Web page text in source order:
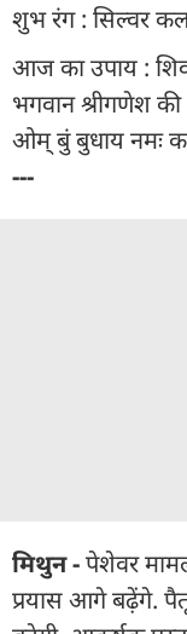
शुभ रंग : सिल्वर
आज का उपाय :
भगवान श्रीगणेश
ओम् बुं बुधाय नमः
---
मिथुन -पेशेवर
प्रयास आगे बढ़ेंगे.